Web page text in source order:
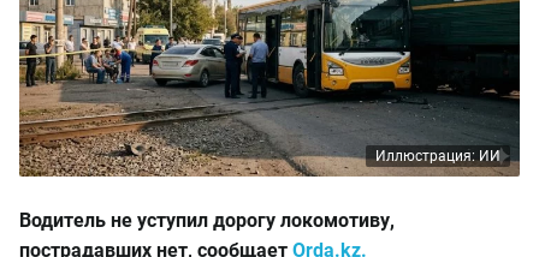
Иллюстрация: ИИ
Водитель не уступил дорогу локомотиву,
пострадавших нет, сообщает Orda.kz.